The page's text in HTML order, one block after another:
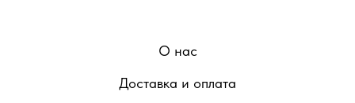
О нас
Доставка и оплата